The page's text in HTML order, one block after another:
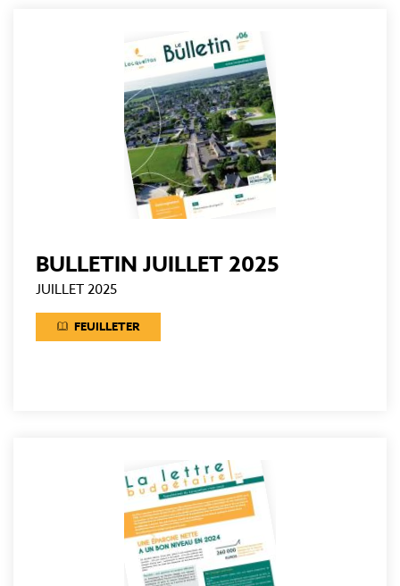
BULLETIN JUILLET 2025
JUILLET 2025
FEUILLETER